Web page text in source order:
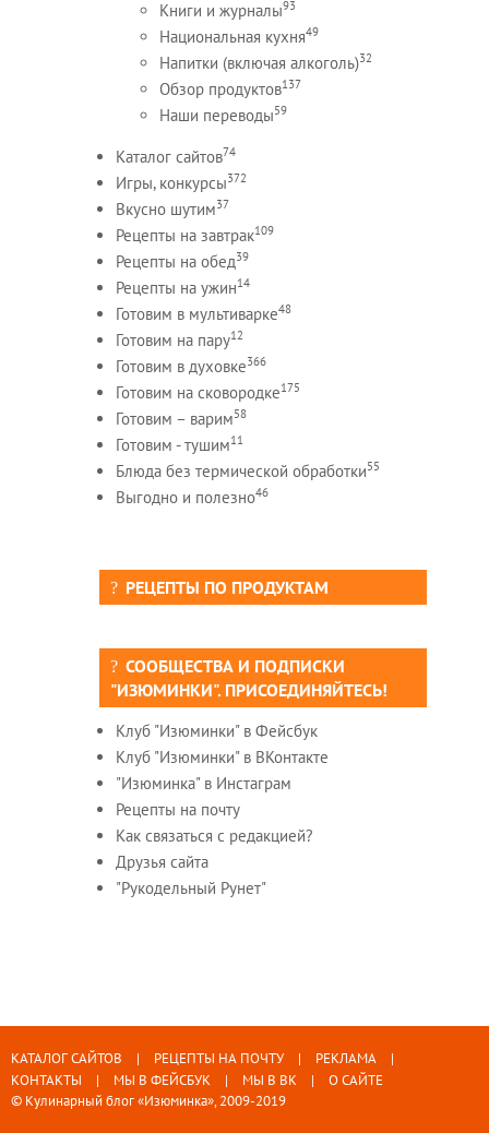
Книги и журналы93
Национальная кухня49
Напитки (включая алкоголь)32
Обзор продуктов137
Наши переводы59
Каталог сайтов74
Игры, конкурсы372
Вкусно шутим37
Рецепты на завтрак109
Рецепты на обед39
Рецепты на ужин14
Готовим в мультиварке48
Готовим на пару12
Готовим в духовке366
Готовим на сковородке175
Готовим – варим58
Готовим - тушим11
Блюда без термической обработки55
Выгодно и полезно46
РЕЦЕПТЫ ПО ПРОДУКТАМ
СООБЩЕСТВА И ПОДПИСКИ
"ИЗЮМИНКИ". ПРИСОЕДИНЯЙТЕСЬ!
Клуб "Изюминки" в Фейсбук
Клуб "Изюминки" в ВКонтакте
"Изюминка" в Инстаграм
Рецепты на почту
Как связаться с редакцией?
Друзья сайта
"Рукодельный Рунет"
КАТАЛОГ САЙТОВ РЕЦЕПТЫ НА ПОЧТУ
РЕКЛАМА
КОНТАКТЫ
МЫ В ФЕЙСБУК МЫ В ВК
О САЙТЕ
© Кулинарный блог «Изюминка», 2009-2019